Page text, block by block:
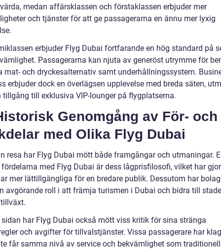
medan affärsklassen och förstaklassen erbjuder mer
och tjänster för att ge passagerarna en ännu mer lyxig
erbjuder Flyg Dubai fortfarande en hög standard på
Passagerarna kan njuta av generöst utrymme för
mat- och dryckesalternativ samt underhållningssystem.
erbjuder dock en överlägsen upplevelse med breda säten,
tillgång till exklusiva VIP-lounger på flygplatserna.
Genomgång av För- och
med Olika Flyg Dubai
resa har Flyg Dubai mött både framgångar och utmaningar.
med Flyg Dubai är dess lågprisfilosofi, vilket har
mer lättillgängliga för en bredare publik. Dessutom har
avgörande roll i att främja turismen i Dubai och bidra till
sidan har Flyg Dubai också mött viss kritik för sina stränga
och avgifter för tillvalstjänster. Vissa passagerare har
får samma nivå av service och bekvämlighet som